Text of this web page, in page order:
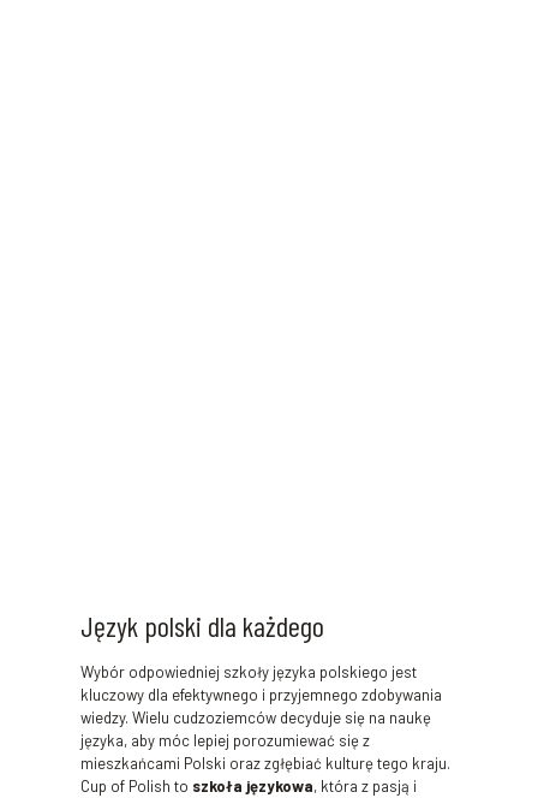
Język polski dla każdego
Wybór odpowiedniej szkoły języka polskiego jest
kluczowy dla efektywnego i przyjemnego zdobywania
wiedzy. Wielu cudzoziemców decyduje się na naukę
języka, aby móc lepiej porozumiewać się z
mieszkańcami Polski oraz zgłębiać kulturę tego kraju.
Cup of Polish to szkoła językowa, która z pasją i